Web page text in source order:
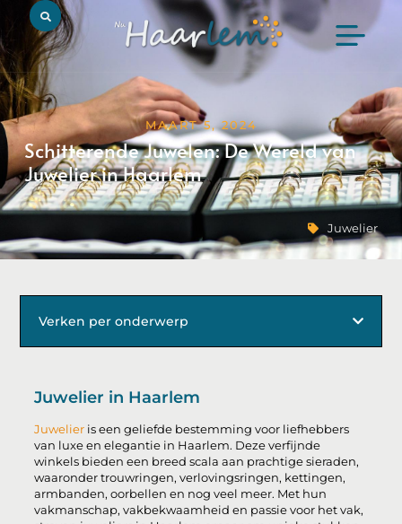
MAART 5, 2024
Schitterende Juwelen: De Wereld van
Juwelier in Haarlem
Juwelier
Juwelier in Haarlem
Juwelier is een geliefde bestemming voor liefhebbers
van luxe en elegantie in Haarlem. Deze verfijnde
winkels bieden een breed scala aan prachtige sieraden,
waaronder trouwringen, verlovingsringen, kettingen,
armbanden, oorbellen en nog veel meer. Met hun
vakmanschap, vakbekwaamheid en passie voor het vak,
Verken per onderwerp